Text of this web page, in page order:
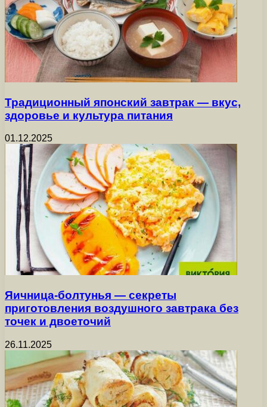
Традиционный японский завтрак — вкус,
здоровье и культура питания
01.12.2025
Яичница-болтунья — секреты
приготовления воздушного завтрака без
точек и двоеточий
26.11.2025